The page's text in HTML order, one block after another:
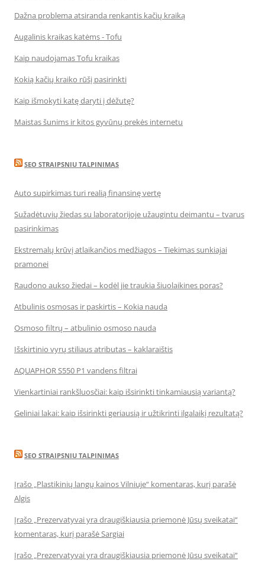
Dažna problema atsiranda renkantis kačių kraiką
Augalinis kraikas katėms - Tofu
Kaip naudojamas Tofu kraikas
Kokią kačių kraiko rūšį pasirinkti
Kaip išmokyti katę daryti į dėžutę?
Maistas šunims ir kitos gyvūnų prekės internetu
SEO STRAIPSNIU TALPINIMAS
Auto supirkimas turi realią finansinę vertę
Sužadėtuvių žiedas su laboratorijoje užaugintu deimantu – tvarus
pasirinkimas
Ekstremalų krūvį atlaikančios medžiagos – Tiekimas sunkiajai
pramonei
Raudono aukso žiedai – kodėl jie traukia šiuolaikines poras?
Atbulinis osmosas ir paskirtis – Kokia nauda
Osmoso filtrų – atbulinio osmoso nauda
Išskirtinio vyrų stiliaus atributas – kaklaraištis
AQUAPHOR S550 P1 vandens filtrai
Vienkartiniai rankšluosčiai: kaip išsirinkti tinkamiausią variantą?
Geliniai lakai: kaip išsirinkti geriausią ir užtikrinti ilgalaikį rezultatą?
SEO STRAIPSNIU TALPINIMAS
Įrašo „Plastikinių langų kainos Vilniuje“ komentaras, kurį parašė
Algis
Įrašo „Prezervatyvai yra draugiškiausia priemonė Jūsų sveikatai“
komentaras, kurį parašė Sargiai
Įrašo „Prezervatyvai yra draugiškiausia priemonė Jūsų sveikatai“